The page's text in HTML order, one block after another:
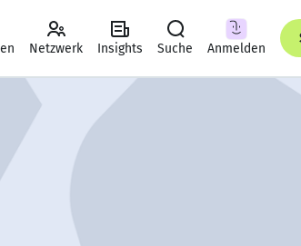
Netzwerk Insights Suche Anmelden